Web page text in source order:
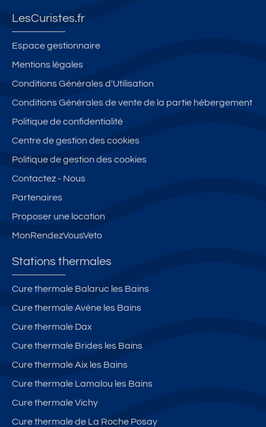
LesCuristes.fr
Espace gestionnaire
Mentions légales
Conditions Générales d'Utilisation
Conditions Générales de vente de la partie hébergement
Politique de confidentialité
Centre de gestion des cookies
Politique de gestion des cookies
Contactez - Nous
Partenaires
Proposer une location
MonRendezVousVeto
Stations thermales
Cure thermale Balaruc les Bains
Cure thermale Avène les Bains
Cure thermale Dax
Cure thermale Brides les Bains
Cure thermale Aix les Bains
Cure thermale Lamalou les Bains
Cure thermale Vichy
Cure thermale de La Roche Posay